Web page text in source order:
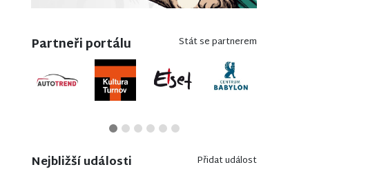
Partneři portálu Stát se partnerem
Nejbližší události Přidat událost